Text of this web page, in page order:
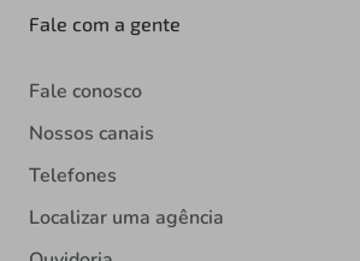
Fale com a gente
Fale conosco
Nossos canais
Telefones
Localizar uma agência